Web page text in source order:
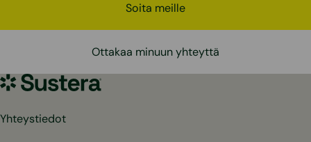
Soita meille
Ottakaa minuun yhteyttä
Sustera
Yhteystiedot